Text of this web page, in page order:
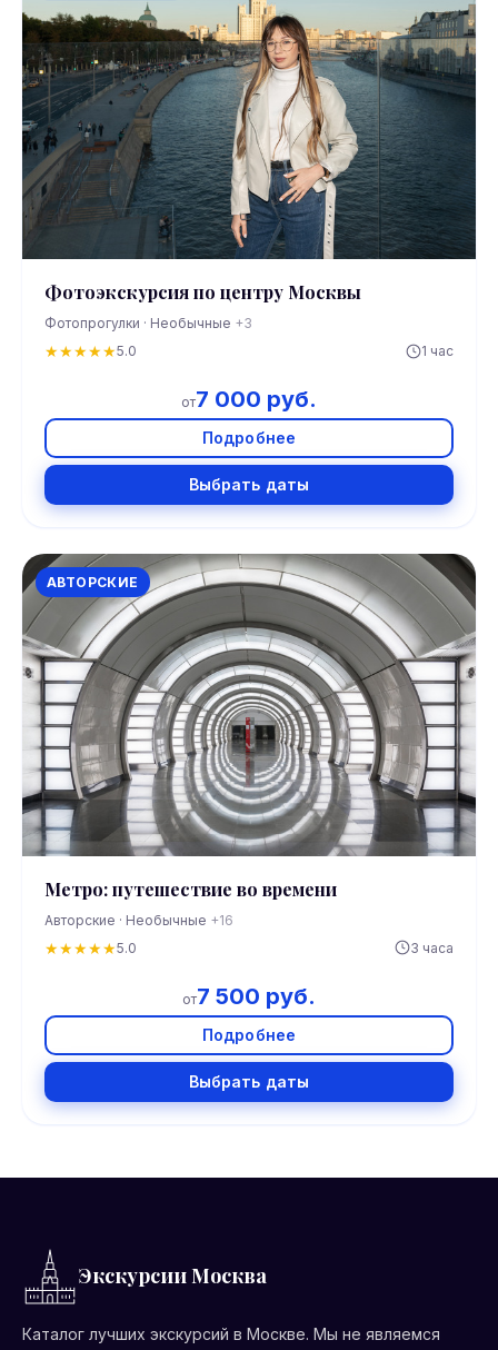
Фотоэкскурсия по центру Москвы
Фотопрогулки · Необычные +3
★★★★★5.0 1 час
от7 000 руб.
Подробнее
Выбрать даты
АВТОРСКИЕ
Метро: путешествие во времени
Авторские · Необычные +16
★★★★★5.0 3 часа
от7 500 руб.
Подробнее
Выбрать даты
Экскурсии Москва
Каталог лучших экскурсий в Москве. Мы не являемся